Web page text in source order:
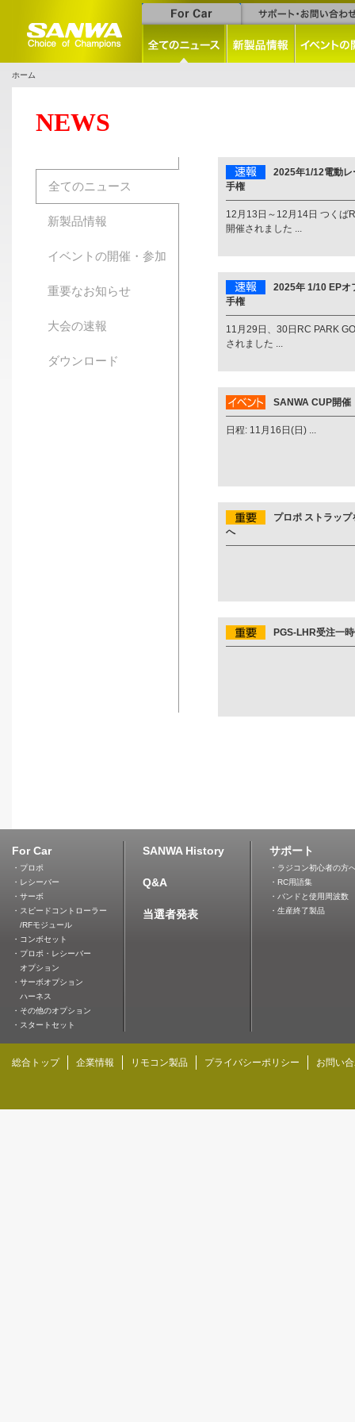
ホーム
NEWS
全てのニュース
新製品情報
イベントの開催・参加
重要なお知らせ
大会の速報
ダウンロード
2025年1/12電動
手権
12月13日～12月14日 つくば
開催されました ...
2025年 1/10 EPオ
手権
11月29日、30日RC PARK
されました ...
SANWA CUP開催
日程: 11月16日(日) ...
プロポ ストラッ
へ
PGS-LHR受注一
For Car
・プロポ
・レシーバー
・サーボ
・スピードコントローラー
/RFモジュール
・コンボセット
・プロポ・レシーバー
オプション
・サーボオプション
ハーネス
・その他のオプション
・スタートセット
SANWA History
Q&A
当選者発表
サポート
・ラジコン初心者の方
・RC用語集
・バンドと使用周波数
・生産終了製品
総合トップ 企業情報 リモコン製品 プライバシーポリシー お問い